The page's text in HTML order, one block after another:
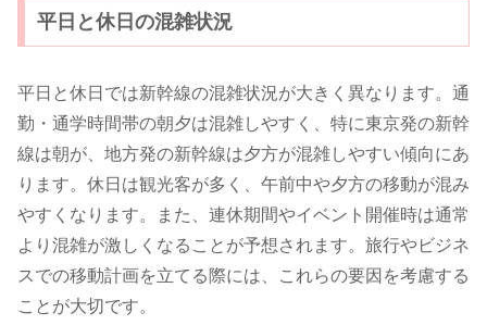
平日と休日の混雑状況
平日と休日では新幹線の混雑状況が大きく異なります。通
勤・通学時間帯の朝夕は混雑しやすく、特に東京発の新幹
線は朝が、地方発の新幹線は夕方が混雑しやすい傾向にあ
ります。休日は観光客が多く、午前中や夕方の移動が混み
やすくなります。また、連休期間やイベント開催時は通常
より混雑が激しくなることが予想されます。旅行やビジネ
スでの移動計画を立てる際には、これらの要因を考慮する
ことが大切です。